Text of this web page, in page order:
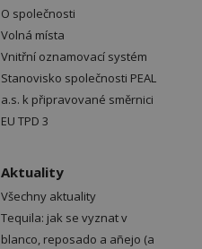
O společnosti
Volná místa
Vnitřní oznamovací systém
Stanovisko společnosti PEAL
a.s. k připravované směrnici
EU TPD 3
Aktuality
Všechny aktuality
Tequila: jak se vyznat v
blanco, reposado a añejo (a